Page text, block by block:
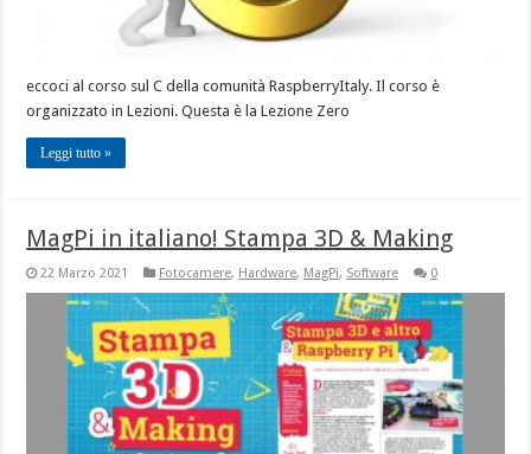
eccoci al corso sul C della comunità RaspberryItaly. Il corso è
organizzato in Lezioni. Questa è la Lezione Zero
Leggi tutto »
MagPi in italiano! Stampa 3D & Making
22 Marzo 2021 Fotocamere, Hardware, MagPi, Software 0